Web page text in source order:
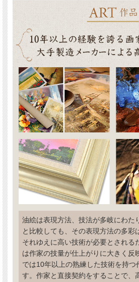
油絵は表現方法、技法が多岐にわた
と比較しても、その表現方法の多彩
それゆえに高い技術が必要とされる
は作家の技量が仕上がりに大きく反
では10年以上の熟練した技術を持つ
す。作家と直接契約をすることで、